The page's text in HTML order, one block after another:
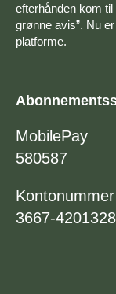
efterhånden kom
grønne avis”. Nu
platforme.
MobilePay
580587
Kontonummer
3667-